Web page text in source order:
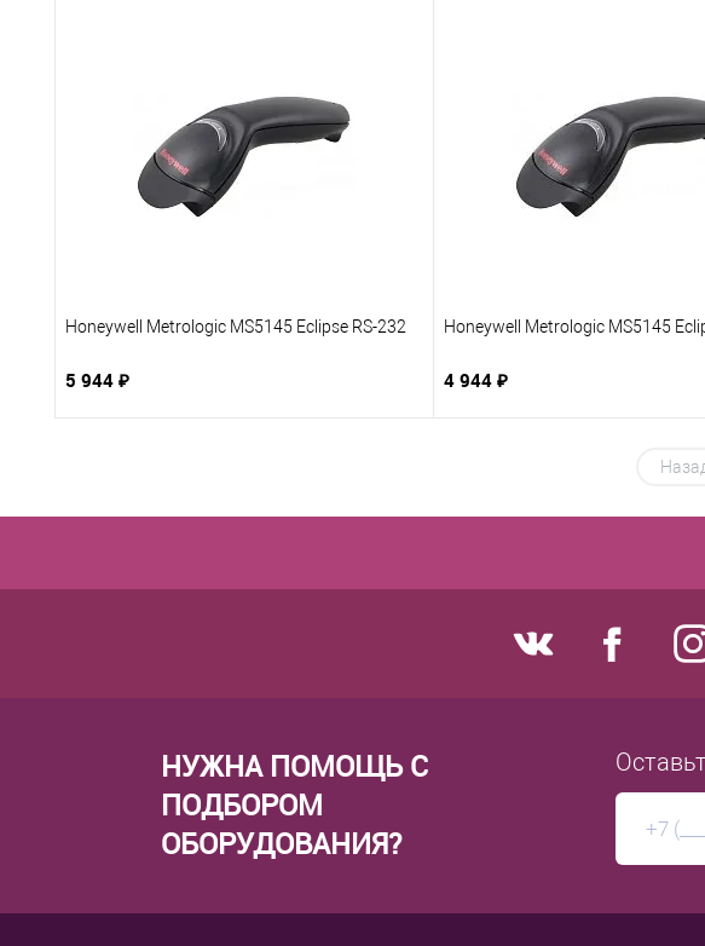
Под заказ
Под
Honeywell Metrologic MS5145 Eclipse RS-232
5 944 ₽
Купить в 1 клик
В избранное
Honeywell Metrologic MS5145
4 944 ₽
Купить в 1 клик
В
НУЖНА ПОМОЩЬ С
ПОДБОРОМ
ОБОРУДОВАНИЯ?